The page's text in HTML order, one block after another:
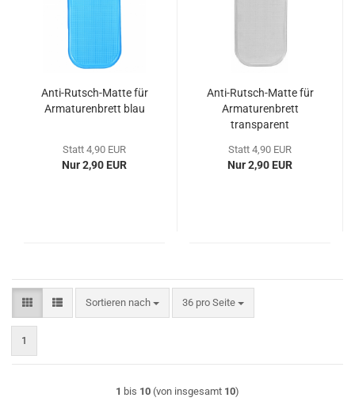
Anti-Rutsch-Matte für
Armaturenbrett blau
Statt 4,90 EUR
Nur 2,90 EUR
Anti-Rutsch-Matte für
Armaturenbrett
transparent
Statt 4,90 EUR
Nur 2,90 EUR
Sortieren nach
Sortieren nach 36 pro Seite
pro Seite
1
1 bis 10 (von insgesamt 10)